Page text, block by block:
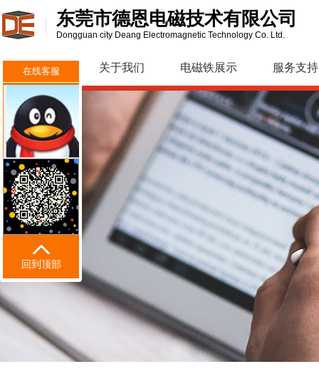
东莞市德恩电磁技术有限公司
Dongguan city Deang Electromagnetic Technology Co. Ltd.
网站首页 关于我们 电磁铁展示 服务支持
在线客服
回到顶部